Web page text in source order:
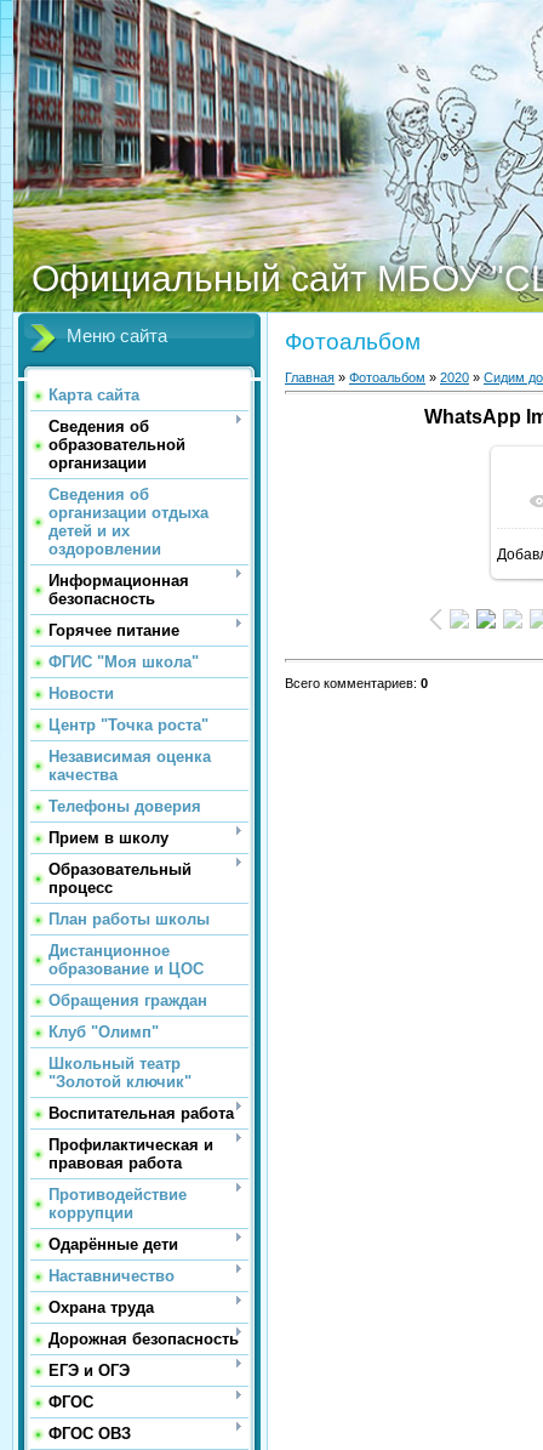
Официальный сайт МБОУ
Меню сайта
Карта сайта
Сведения об
образовательной
организации
Сведения об
организации отдыха
детей и их
оздоровлении
Информационная
безопасность
Горячее питание
ФГИС "Моя школа"
Новости
Центр "Точка роста"
Независимая оценка
качества
Телефоны доверия
Прием в школу
Образовательный
процесс
План работы школы
Дистанционное
образование и ЦОС
Обращения граждан
Клуб "Олимп"
Школьный театр
"Золотой ключик"
Воспитательная работа
Профилактическая и
правовая работа
Противодействие
коррупции
Одарённые дети
Наставничество
Охрана труда
Дорожная безопасность
ЕГЭ и ОГЭ
ФГОС
ФГОС ОВЗ
Фотоальбом
Главная » Фотоальбом » 2020 » Сидим
WhatsApp
Всего комментариев: 0